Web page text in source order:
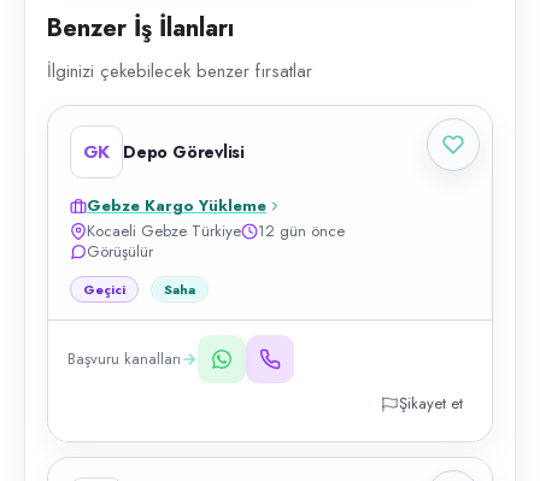
Benzer İş İlanları
İlginizi çekebilecek benzer fırsatlar
GK Depo Görevlisi
Gebze Kargo Yükleme
Kocaeli Gebze Türkiye
12 gün önce
Görüşülür
Geçici Saha
Başvuru kanalları
Şikayet et